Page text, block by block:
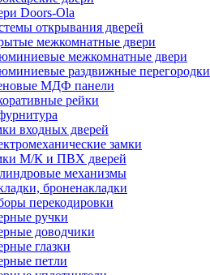
Doors-Ola
открывания дверей
межкомнатные двери
межкомнатные двери
раздвижные перегородки
МДФ панели
рейки
входных дверей
замки
М/К и ПВХ дверей
механизмы
броненакладки
перекодировки
ручки
доводчики
глазки
петли